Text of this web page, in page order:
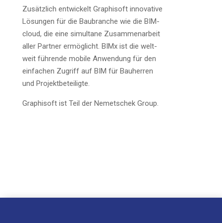
Zusätz­lich ent­wi­ckelt Gra­ph­i­s­oft inno­va­ti­ve
Lösun­gen für die Bau­bran­che wie die BIM­
cloud, die eine simul­ta­ne Zusam­men­ar­beit
aller Part­ner ermög­licht. BIMx ist die welt­
weit füh­ren­de mobi­le Anwen­dung für den
ein­fa­chen Zugriff auf BIM für Bau­her­ren
und Projektbeteiligte.
Gra­ph­i­s­oft ist Teil der Nemet­schek Group.